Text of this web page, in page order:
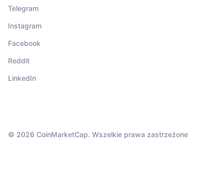
Telegram
Instagram
Facebook
Reddit
LinkedIn
© 2026 CoinMarketCap. Wszelkie prawa zastrzeżone